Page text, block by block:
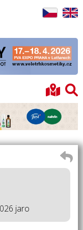
jaro